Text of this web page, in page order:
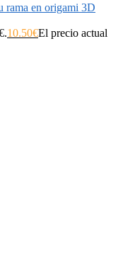
rama en origami 3D
10.50€El precio actual